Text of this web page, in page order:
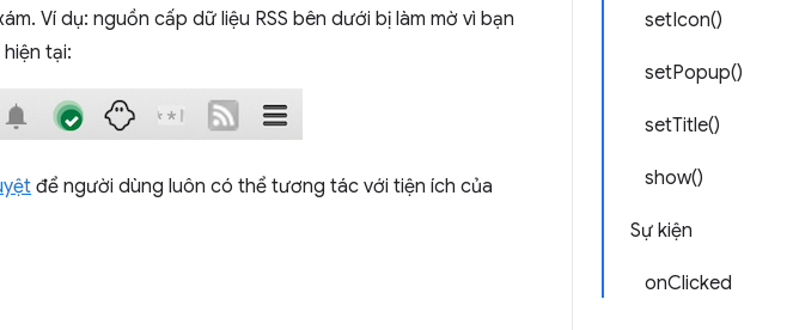
setIcon()
setPopup()
setTitle()
show()
Sự kiện
onClicked
Ví dụ: nguồn cấp dữ liệu RSS bên dưới bị làm mờ vì bạn
tại:
để người dùng luôn có thể tương tác với tiện ích của